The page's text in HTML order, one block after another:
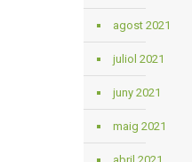
agost 2021
juliol 2021
juny 2021
maig 2021